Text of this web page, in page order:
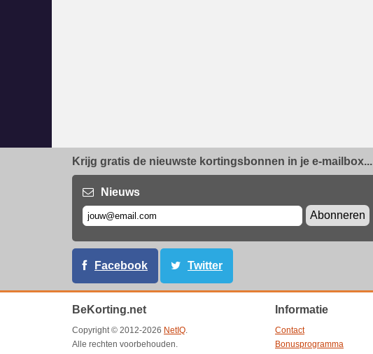
Krijg gratis de nieuwste kortingsbonnen in je e-mailbox...
Nieuws
Abonneren
Facebook Twitter
BeKorting.net
Copyright © 2012-2026 NetIQ.
Alle rechten voorbehouden.
Informatie
Contact
Bonusprogramma